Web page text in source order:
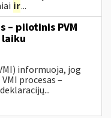
ir...
– pilotinis PVM
informuoja, jog
procesas –